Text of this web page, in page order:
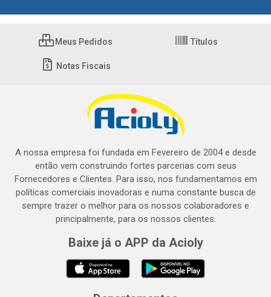
Meus Pedidos Títulos
Notas Fiscais
A nossa empresa foi fundada em Fevereiro de 2004 e desde
então vem construindo fortes parcerias com seus
Fornecedores e Clientes. Para isso, nos fundamentamos em
políticas comerciais inovadoras e numa constante busca de
sempre trazer o melhor para os nossos colaboradores e
principalmente, para os nossos clientes.
Baixe já o APP da Acioly